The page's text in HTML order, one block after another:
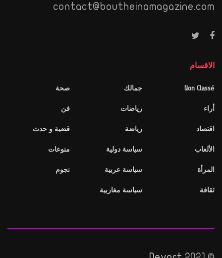
contact@boutheinamagazine.com
الاقسام
Non Classé
أراء
اقتصاد
الألعاب
المرأة
ثقافة
جمالك
رياضات
رياضة
سياسة دولية
سياسة عربية
سياسة مغاربية
صحة
فن
قضية و حدث
منوعات
نجوم